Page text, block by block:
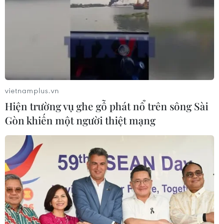
vietnamplus.vn
Hiện trường vụ ghe gỗ phát nổ trên sông Sài
Gòn khiến một người thiệt mạng